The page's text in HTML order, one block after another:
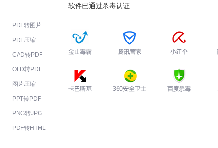
PDF转图片
PDF压缩
CAD转PDF
OFD转PDF
图片压缩
PPT转PDF
PNG转JPG
PDF转HTML
软件已通过杀毒认证